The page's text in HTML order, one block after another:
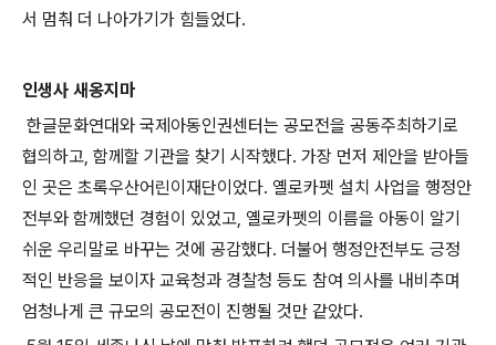
서 멈춰 더 나아가기가 힘들었다.
인생사 새옹지마
한글문화연대와 국제아동인권센터는 공모전을 공동주최하기로
협의하고, 함께할 기관을 찾기 시작했다. 가장 먼저 제안을 받아들
인 곳은 초록우산어린이재단이었다. 옐로카펫 설치 사업을 행정안
전부와 함께했던 경험이 있었고, 옐로카펫의 이름을 아동이 알기
쉬운 우리말로 바꾸는 것에 공감했다. 더불어 행정안전부도 긍정
적인 반응을 보이자 교육청과 경찰청 등도 참여 의사를 내비추며
엄청나게 큰 규모의 공모전이 진행될 것만 같았다.